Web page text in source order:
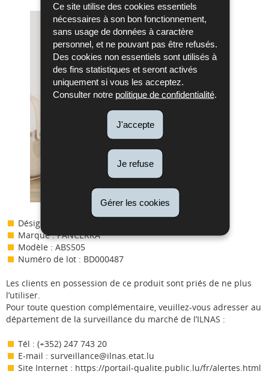
Ce site utilise des cookies essentiels
nécessaires à son bon fonctionnement,
sans usage de données à caractère
personnel, et ne pouvant pas être refusés.
Des cookies non essentiels sont utilisés à
des fins statistiques et seront activés
uniquement si vous les acceptez.
Consulter notre politique de confidentialité.
J'accepte
Je refuse
Gérer les cookies
Désignation : Machine à sandwich
Marque : PANCERKA
Modèle : ABS505
Numéro de lot : BD000487
Les clients en possession de ce produit sont priés de ne plus
l’utiliser.
Pour toute question complémentaire, veuillez-vous adresser au
département de la surveillance du marché de l’ILNAS :
Tél : (+352) 247 743 20
E-mail : surveillance@ilnas.etat.lu
Site Internet : https://portail-qualite.public.lu/fr/alertes.html